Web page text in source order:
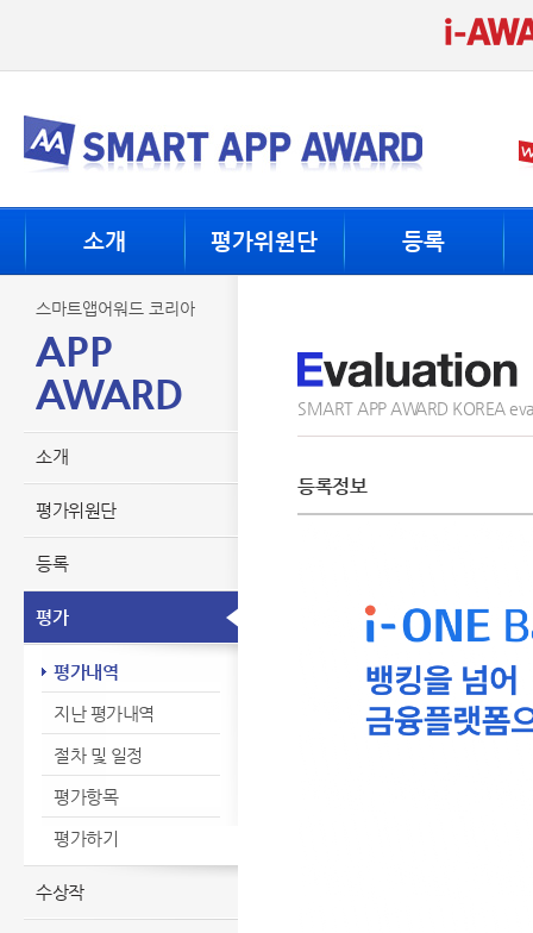
소개 평가위원단 등록
SMART APP AWARD KOREA
등록정보
스마트앱어워드 코리아
APP
AWARD
소개
평가위원단
등록
평가
평가내역
지난 평가내역
절차 및 일정
평가항목
평가하기
수상작